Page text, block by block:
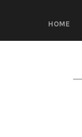
HOME